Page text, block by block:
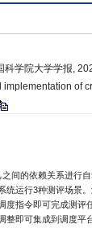
科学院大学学报,
of
间的依赖关系进行
运行3种测评场景
指令即可完成测
即可集成到调度平